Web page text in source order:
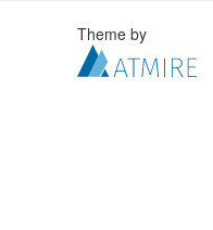
Theme by